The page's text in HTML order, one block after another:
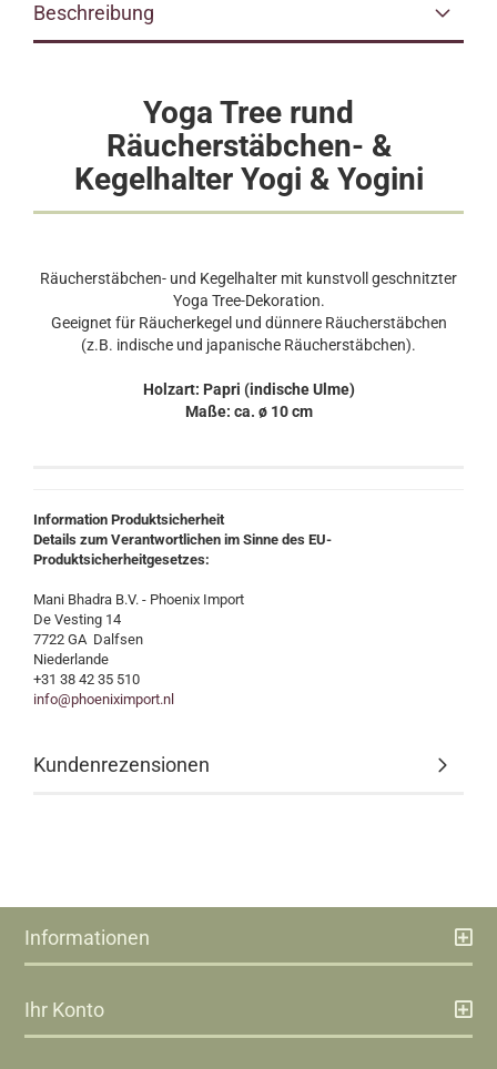
Beschreibung
Yoga Tree rund
Räucherstäbchen- &
Kegelhalter Yogi & Yogini
Räucherstäbchen- und Kegelhalter mit kunstvoll geschnitzter
Yoga Tree-Dekoration.
Geeignet für Räucherkegel und dünnere Räucherstäbchen
(z.B. indische und japanische Räucherstäbchen).
Holzart: Papri (indische Ulme)
Maße: ca. ø 10 cm
Information Produktsicherheit
Details zum Verantwortlichen im Sinne des EU-
Produktsicherheitgesetzes:
Mani Bhadra B.V. - Phoenix Import
De Vesting 14
7722 GA Dalfsen
Niederlande
+31 38 42 35 510
info@phoeniximport.nl
Kundenrezensionen
Informationen
Ihr Konto